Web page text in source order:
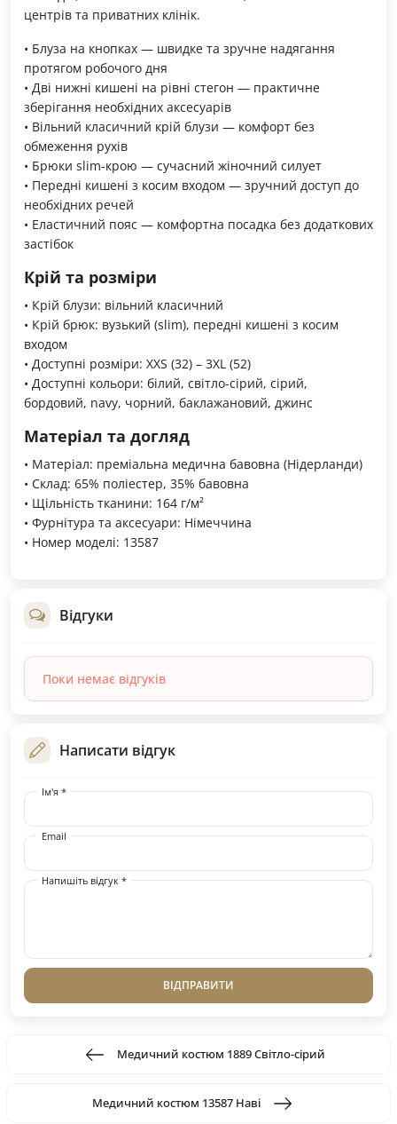
центрів та приватних клінік.
• Блуза на кнопках — швидке та зручне надягання
протягом робочого дня
• Дві нижні кишені на рівні стегон — практичне
зберігання необхідних аксесуарів
• Вільний класичний крій блузи — комфорт без
обмеження рухів
• Брюки slim-крою — сучасний жіночний силует
• Передні кишені з косим входом — зручний доступ до
необхідних речей
• Еластичний пояс — комфортна посадка без додаткових
застібок
Крій та розміри
• Крій блузи: вільний класичний
• Крій брюк: вузький (slim), передні кишені з косим
входом
• Доступні розміри: XXS (32) – 3XL (52)
• Доступні кольори: білий, світло-сірий, сірий,
бордовий, navy, чорний, баклажановий, джинс
Матеріал та догляд
• Матеріал: преміальна медична бавовна (Нідерланди)
• Склад: 65% поліестер, 35% бавовна
• Щільність тканини: 164 г/м²
• Фурнітура та аксесуари: Німеччина
• Номер моделі: 13587
Відгуки
Поки немає відгуків
Написати відгук
Ім'я *
Email
Напишіть відгук *
ВІДПРАВИТИ
Медичний костюм 1889 Світло-сірий
Медичний костюм 13587 Наві